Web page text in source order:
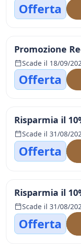
Offerta
Promozione
Scade il 18/09/
Offerta
Risparmia il
Scade il 31/08/
Offerta
Risparmia il
Scade il 31/08/
Offerta